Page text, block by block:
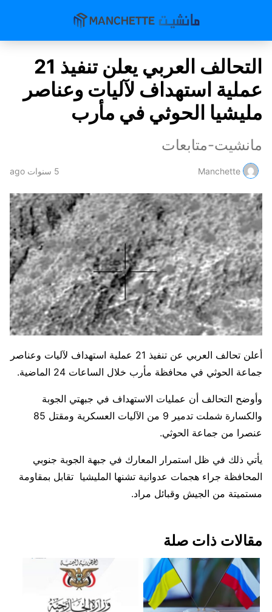
التحالف العربي يعلن تنفيذ 21
عملية استهداف لآليات وعناصر
مليشيا الحوثي في مأرب
مانشيت-متابعات
Manchette 5 سنوات ago
أعلن تحالف العربي عن تنفيذ 21 عملية استهداف لآليات وعناصر
جماعة الحوثي في محافظة مأرب خلال الساعات 24 الماضية.
وأوضح التحالف أن عمليات الاستهداف في جبهتي الجوبة
والكسارة شملت تدمير 9 من الآليات العسكرية ومقتل 85
عنصرا من جماعة الحوثي.
يأتي ذلك في ظل استمرار المعارك في جبهة الجوبة جنوبي
المحافظة جراء هجمات عدوانية تشنها المليشيا تقابل بمقاومة
مستميتة من الجيش وقبائل مراد.
مقالات ذات صلة